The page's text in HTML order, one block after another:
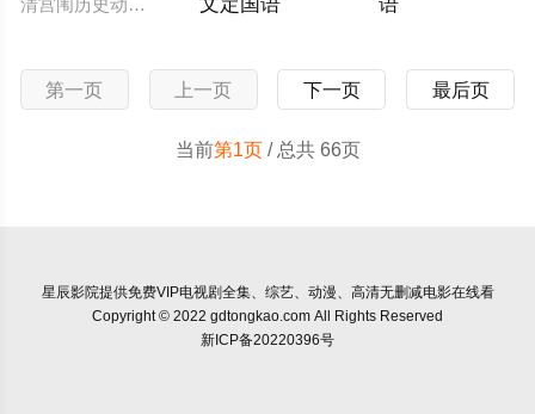
清宫闱历史动作爱情剧《皇上保重》，描述宫中权力间相互倾
第一页 上一页 下一页 最后页
当前第1页/ 总共 66页
星辰影院提供免费VIP电视剧全集、综艺、动漫、高清无删减电影在线看
Copyright © 2022 gdtongkao.com All Rights Reserved
新ICP备20220396号